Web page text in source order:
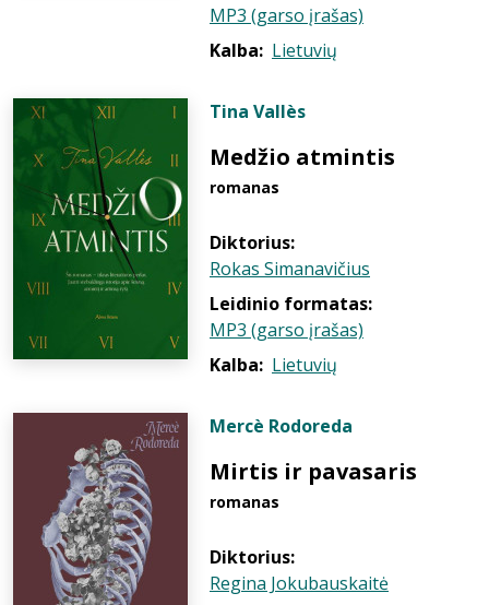
MP3 (garso įrašas)
Kalba: Lietuvių
Tina Vallès
Medžio atmintis
romanas
Diktorius:
Rokas Simanavičius
Leidinio formatas:
MP3 (garso įrašas)
Kalba: Lietuvių
Mercè Rodoreda
Mirtis ir pavasaris
romanas
Diktorius:
Regina Jokubauskaitė